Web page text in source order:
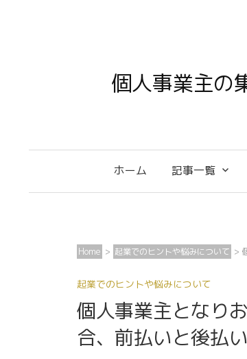
個人事業主の
ホーム 記事一覧
Home > 起業でのヒントや悩みについて >
起業でのヒントや悩みについて
個人事業主となり
合、前払いと後払